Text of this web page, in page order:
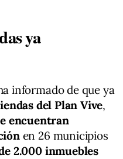
ya
informado de que ya
del Plan Vive,
encuentran
en 26 municipios
2.000 inmuebles